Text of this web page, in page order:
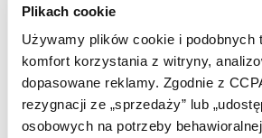
Plikach cookie
Używamy plików cookie i podobnych
komfort korzystania z witryny,
dopasowane reklamy. Zgodnie z
rezygnacji ze „sprzedaży” lub
osobowych na potrzeby
DS Action Chrono
Zegarek Męski ∙
Niebieski ∙ Tytan